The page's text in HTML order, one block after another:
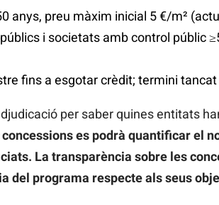
anys, preu màxim inicial 5 €/m²
i societats amb control públic
fins a esgotar crèdit; termini
per saber quines entitats
es podrà quantificar el
La transparència sobre les
del programa respecte als seus